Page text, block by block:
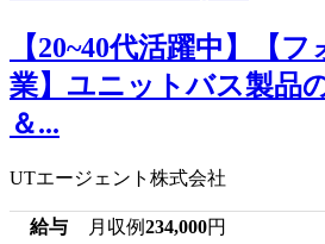
【20~40代活躍中】【
業】ユニットバス製品
＆...
UTエージェント株式会社
給与 月収例234,000円